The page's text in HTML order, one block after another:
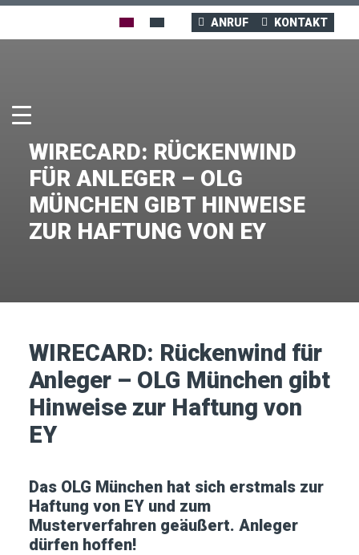
ANRUF KONTAKT
WIRECARD: RÜCKENWIND
FÜR ANLEGER – OLG
MÜNCHEN GIBT HINWEISE
ZUR HAFTUNG VON EY
WIRECARD: Rückenwind für
Anleger – OLG München gibt
Hinweise zur Haftung von
EY
Das OLG München hat sich erstmals zur
Haftung von EY und zum
Musterverfahren geäußert. Anleger
dürfen hoffen!